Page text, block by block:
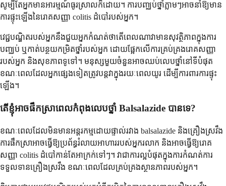
សូម្បីតែអ្នកមានអារម្មណ៍ធូរស្រាលក៏ដោយ។ ការបញ្ឈប់ថ្នាំភ្លាមៗអាចនាំឱ្យមាន
ការផ្ទុះឡើងនៃរោគសញ្ញា colitis ដំបៅរបស់អ្នក។
វេជ្ជបណ្ឌិតរបស់អ្នកនឹងជួយអ្នកកំណត់ថាតើពេលណាវាមានសុវត្ថិភាពក្នុងការ
បញ្ឈប់ ឬកាត់បន្ថយកម្រិតថ្នាំរបស់អ្នក ដោយផ្អែកលើការគ្រប់គ្រងរោគសញ្ញា
របស់អ្នក និងសុខភាពទូទៅ។ មនុស្សមួយចំនួនអាចឈប់លេបថ្នាំនៅទីបំផុត
ខណៈពេលដែលអ្នកផ្សេងទៀតត្រូវបន្តវាក្នុងរយៈពេលយូរ ដើម្បីការពារការផ្ទុះ
ឡើង។
តើខ្ញុំអាចផឹកស្រាពេលកំពុងលេបថ្នាំ Balsalazide បានទេ?
ខណៈពេលដែលមិនមានអន្តរកម្មដោយផ្ទាល់រវាង balsalazide និងគ្រឿងស្រវឹង
ការផឹកស្រាអាចធ្វើឱ្យប្រព័ន្ធរំលាយអាហាររបស់អ្នករលាក និងអាចធ្វើឱ្យរោគ
សញ្ញា colitis ដំបៅកាន់តែអាក្រក់ទៅៗ។ វាជាការល្អបំផុតក្នុងការកំណត់ការ
ទទួលទានគ្រឿងស្រវឹង ខណៈពេលដែលគ្រប់គ្រងស្ថានភាពរបស់អ្នក។